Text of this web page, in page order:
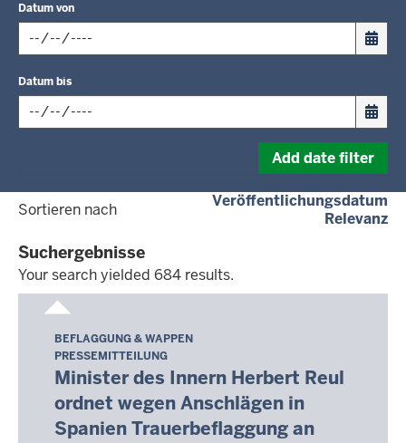
Datum von
date
format:
Datum bis
format:
Add date filter
Sortieren nach Veröffentlichungsdatum
Relevanz
Suchergebnisse
Your search yielded 684 results.
Your
yielded
results.
Donnerstag,
6.
August
2026
-
BEFLAGGUNG & WAPPEN
PRESSEMITTEILUNG
Minister des Innern Herbert Reul
ordnet wegen Anschlägen in
Spanien Trauerbeflaggung an